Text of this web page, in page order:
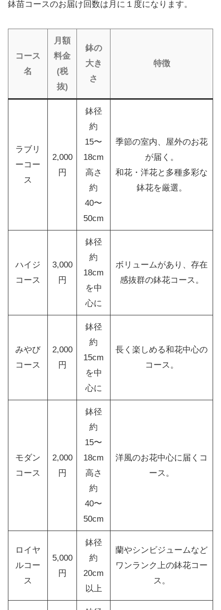
鉢苗コースのお届け回数は月に１度になります。
コース
名
月額
料金
(税
抜)
鉢の
大き
さ
特徴
ラブリ
ーコー
ス
2,000
円
鉢径
約
15〜
18cm
高さ
約
40〜
50cm
季節の室内、屋外のお花
が届く。
和花・洋花と多種多彩な
鉢花を厳選。
ハイジ
コース
3,000
円
鉢径
約
18cm
を中
心に
ボリュームがあり、存在
感抜群の鉢花コース。
みやび
コース
2,000
円
鉢径
約
15cm
を中
心に
長く楽しめる和花中心の
コース。
モダン
コース
2,000
円
鉢径
約
15〜
18cm
高さ
約
40〜
50cm
洋風のお花中心に届くコ
ース。
ロイヤ
ルコー
ス
5,000
円
鉢径
約
20cm
以上
蘭やシンビジュームなど
ワンランク上の鉢花コー
ス。